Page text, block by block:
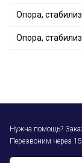
Опора,
Опора,
Нужна помощь?
Перезвоним через